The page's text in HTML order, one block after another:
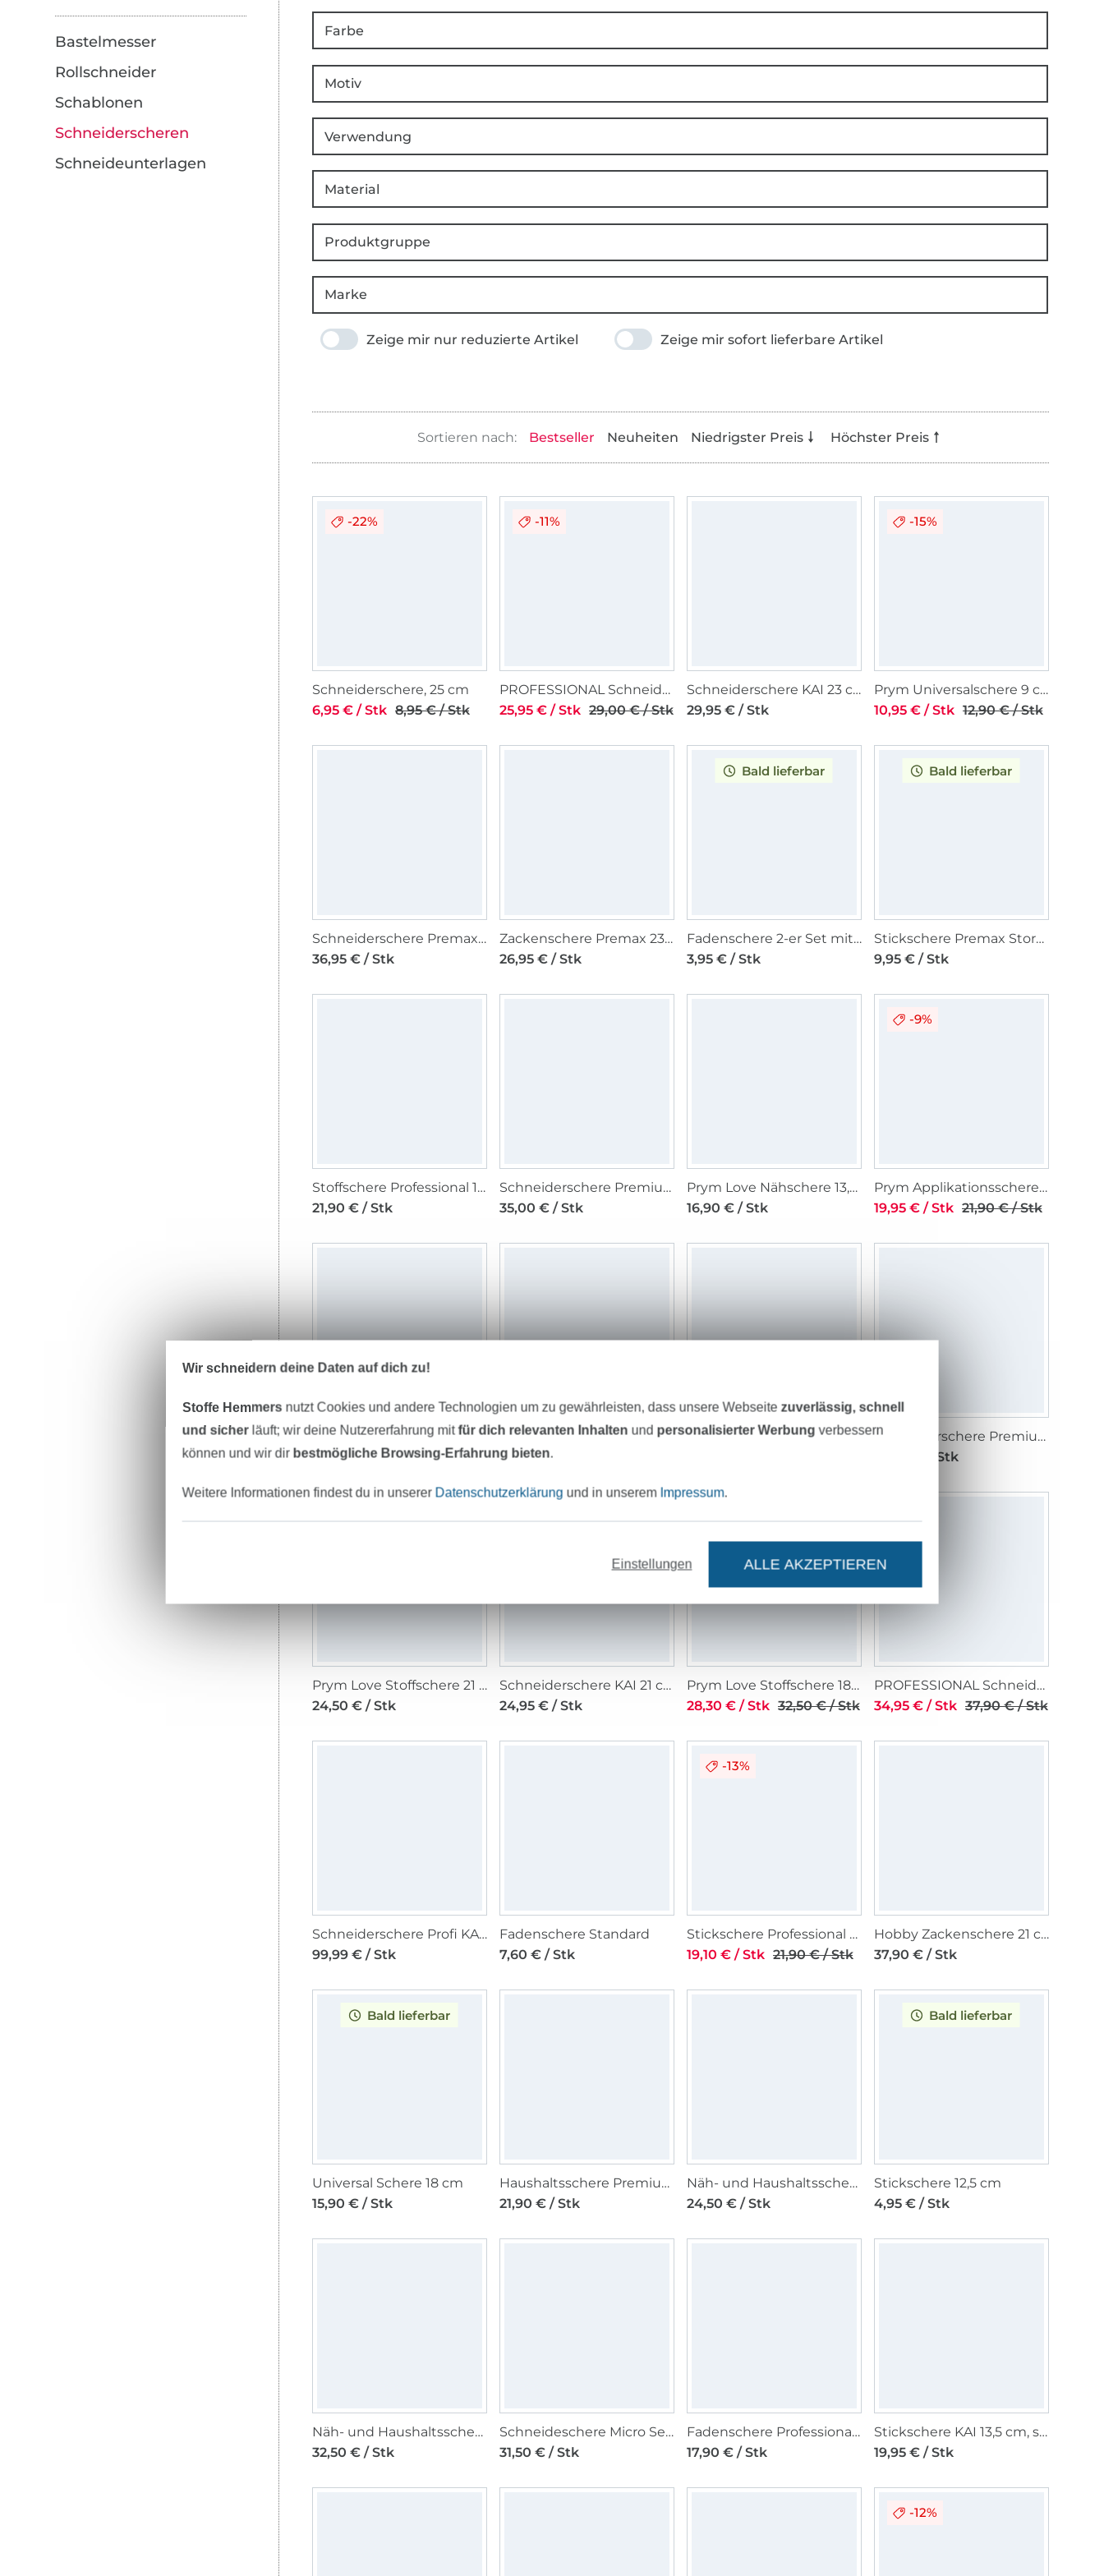
Bastelmesser
Rollschneider
Schablonen
Schneiderscheren
Schneideunterlagen
Farbe
Motiv
Verwendung
Material
Produktgruppe
Marke
Zeige mir nur reduzierte Artikel Zeige mir sofort lieferbare Artikel
Bestseller Neuheiten Niedrigster Preis Höchster Preis
-22%
Schneiderschere, 25 cm
6,95 € / Stk 8,95 € / Stk
-11%
PROFESSIONAL Schneiderschere 8" 21 cm
25,95 € / Stk 29,00 € / Stk
Schneiderschere KAI 23 cm, schwarz
29,95 € / Stk
-15%
Prym Universalschere 9 cm 3,5 inch
10,95 € / Stk 12,90 € / Stk
Schneiderschere Premax 20 cm, gold
36,95 € / Stk
Zackenschere Premax 23,5 cm
26,95 € / Stk
Bald lieferbar
Fadenschere 2-er Set mit Schutzkappe
3,95 € / Stk
Bald lieferbar
Stickschere Premax Storch 9 cm, gold
9,95 € / Stk
Stoffschere Professional 13,5 cm
21,90 € / Stk
Schneiderschere Premium 22,9 cm
35,00 € / Stk
Prym Love Nähschere 13,5 cm, pink
16,90 € / Stk
-9%
Prym Applikationsschere 15 cm roségold
19,95 € / Stk 21,90 € / Stk
Prym Fadenschere Professional 12 cm 4 1/2"
19,20 € / Stk
Prym Stickschere Storch
13,50 € / Stk
Schneiderschere Premium Linkshänder 21,0 cm
Schneiderschere Premium 19,0 cm
29,00 € / Stk
Prym Love Stoffschere 21 cm, pink
24,50 € / Stk
Schneiderschere KAI 21 cm, schwarz
24,95 € / Stk
-13%
Prym Love Stoffschere 18 cm
28,30 € / Stk 32,50 € / Stk
-8%
PROFESSIONAL Schneiderschere 8 3/4" 23 cm
34,95 € / Stk 37,90 € / Stk
Schneiderschere Profi KAI 25 cm, schwarz
99,99 € / Stk
Fadenschere Standard
7,60 € / Stk
-13%
Stickschere Professional 10 cm
19,10 € / Stk 21,90 € / Stk
Hobby Zackenschere 21 cm
37,90 € / Stk
Bald lieferbar
Universal Schere 18 cm
15,90 € / Stk
Haushaltsschere Premium 15,9 cm
21,90 € / Stk
Näh- und Haushaltsschere Premium 16,2 cm
24,50 € / Stk
Bald lieferbar
Stickschere 12,5 cm
4,95 € / Stk
Näh- und Haushaltsschere Titanium 16,5 cm
32,50 € / Stk
Schneideschere Micro Serrations-Schliff Linkshänder, 22 cm
31,50 € / Stk
Fadenschere Professional 13cm
17,90 € / Stk
Stickschere KAI 13,5 cm, schwarz
19,95 € / Stk
-12%
Wir schneidern deine Daten auf dich zu!
Stoffe Hemmers nutzt Cookies und andere Technologien um zu gewährleisten, dass unsere Webseitezuverlässig, schnell
und sicherläuft; wir deine Nutzererfahrung mitfür dich relevanten Inhalten und personalisierter Werbung verbessern
können und wir dir bestmögliche Browsing-Erfahrung bieten.
Weitere Informationen findest du in unserer Datenschutzerklärung und in unserem Impressum.
Einstellungen ALLE AKZEPTIEREN